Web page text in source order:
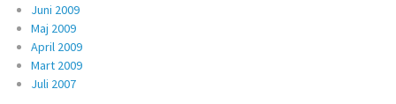
Juni 2009
Maj 2009
April 2009
Mart 2009
Juli 2007